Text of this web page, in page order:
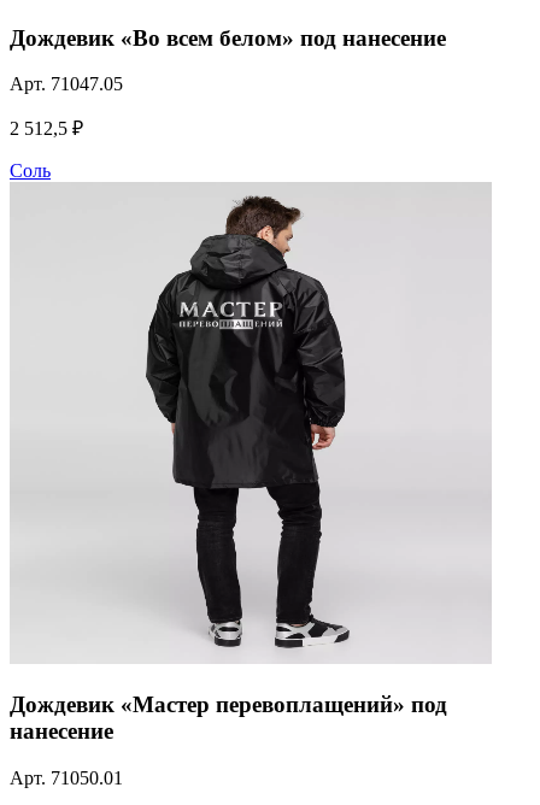
Дождевик «Во всем белом» под нанесение
Арт. 71047.05
2 512,5 ₽
Соль
Дождевик «Мастер перевоплащений» под
нанесение
Арт. 71050.01